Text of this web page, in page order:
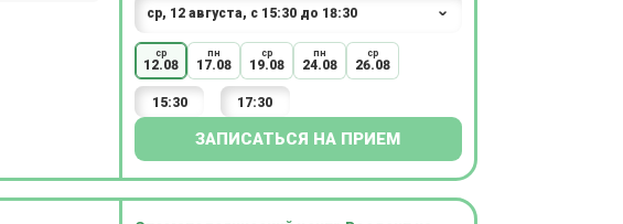
ср
12.08
пн
17.08
ср
19.08
пн
24.08
ср
26.08
15:30 17:30
ЗАПИСАТЬСЯ НА ПРИЕМ